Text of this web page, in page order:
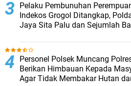
Pelaku Pembunuhan
Indekos Grogol Ditangkap,
Jaya Sita Palu dan Sejumlah
Personel Polsek Muncang
Berikan Himbauan Kepada
Agar Tidak Membakar Hutan